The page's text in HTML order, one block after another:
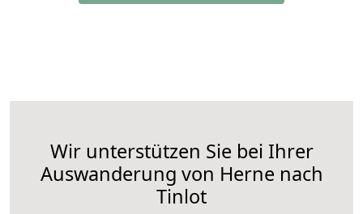
Wir unterstützen Sie bei Ihrer
Auswanderung von Herne nach
Tinlot